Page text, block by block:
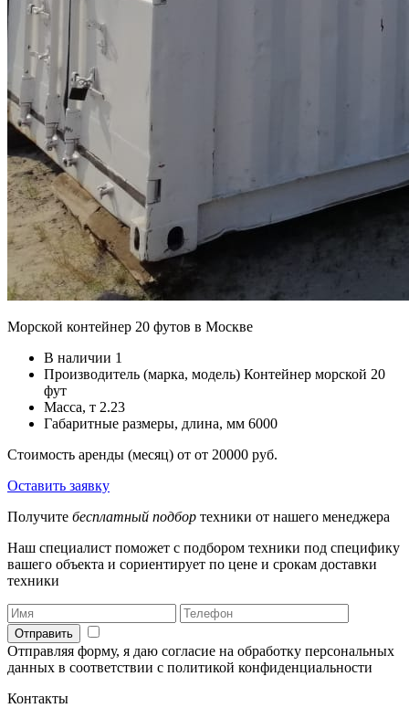
Морской контейнер 20 футов в Москве
В наличии 1
Производитель (марка, модель) Контейнер морской 20
фут
Масса, т 2.23
Габаритные размеры, длина, мм 6000
Стоимость аренды (месяц) от от 20000 руб.
Оставить заявку
Получите бесплатный подбор техники от нашего менеджера
Наш специалист поможет с подбором техники под специфику
вашего объекта и сориентирует по цене и срокам доставки
техники
Отправить
Отправляя форму, я даю согласие на обработку персональных
данных в соответствии с политикой конфиденциальности
Контакты